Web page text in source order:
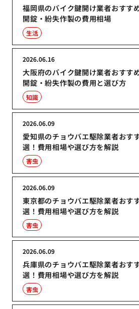
福岡県のバイク鍵開け業者おすす
開錠・紛失作製の費用相場
生活
大阪府のバイク鍵開け業者おすす
開錠・紛失作製の費用と選び方
2026.06.16
知識
愛知県のチョウバエ駆除業者おす
選！費用相場や選び方を解説
2026.06.09
害虫
東京都のチョウバエ駆除業者おす
選！費用相場や選び方を解説
2026.06.09
害虫
兵庫県のチョウバエ駆除業者おす
選！費用相場や選び方を解説
2026.06.09
害虫